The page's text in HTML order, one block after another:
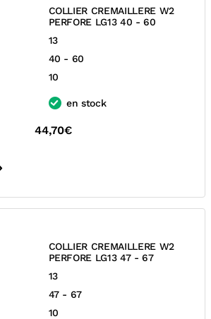
COLLIER CREMAILLERE W2
PERFORE LG13 40 - 60
13
40 - 60
10
en stock
44,70€
COLLIER CREMAILLERE W2
PERFORE LG13 47 - 67
13
47 - 67
10